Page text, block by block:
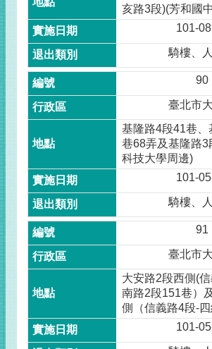
亥路3段)(芳和國
101-
騎樓、
90
臺北市
基隆路4段41巷、
巷68弄及基隆路3
科技大學周邊)
101-
騎樓、
91
臺北市
大安路2段西側(
南路2段151巷）
側（信義路4段-四
101-